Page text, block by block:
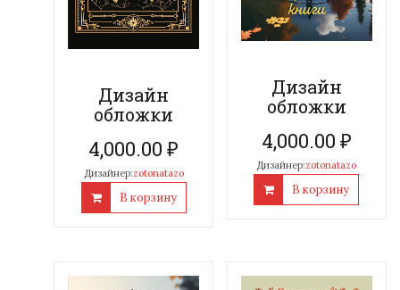
Дизайн
обложки
4,000.00₽
Дизайнер:zotonatazo
В корзину
Дизайн
обложки
4,000.00 ₽
Дизайнер:zotonatazo
В корзину